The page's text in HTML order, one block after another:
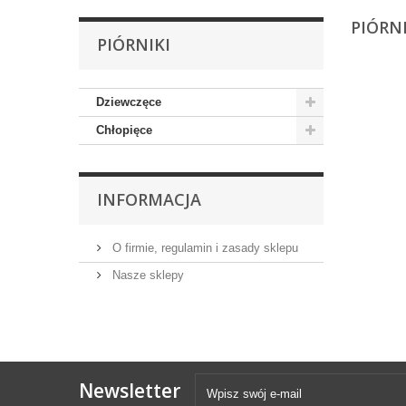
PIÓRNIKI
Dziewczęce
Chłopięce
INFORMACJA
O firmie, regulamin i zasady sklepu
Nasze sklepy
Newsletter